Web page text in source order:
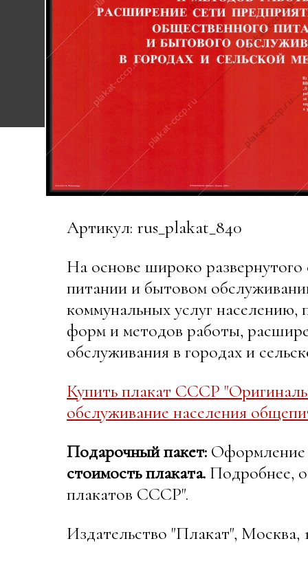
Артикул: rus_plakat_840
На основе широко развернутого
питании и бытовом
коммунальных услуг
форм и методов работы,
обслуживания в городах и
Купить плакат СССР
обслуживание населения
Подарочный пакет: Оформление
стоимость плаката. Подробнее,
плакатов СССР".
Издательство "Плакат", Москва,